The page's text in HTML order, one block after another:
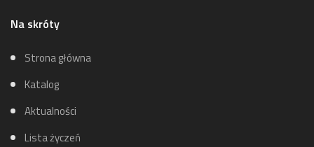
Na skróty
Strona główna
Katalog
Aktualności
Lista życzeń